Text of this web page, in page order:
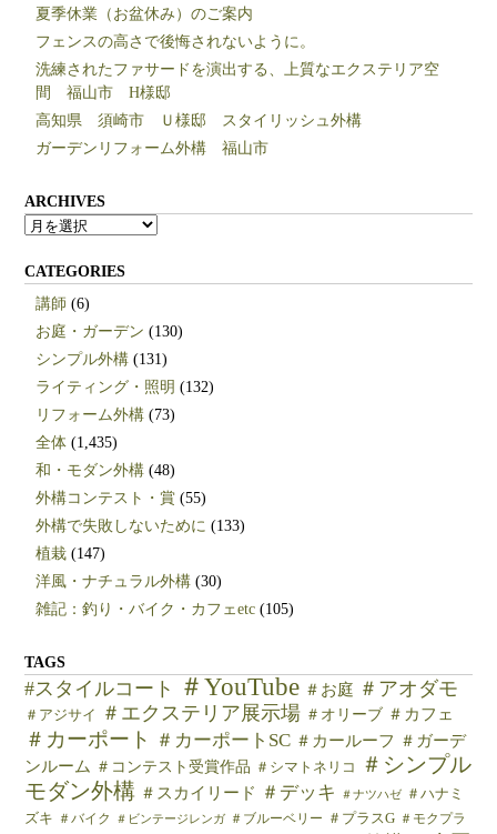
夏季休業（お盆休み）のご案内
フェンスの高さで後悔されないように。
洗練されたファサードを演出する、上質なエクステリア空
間 福山市 H様邸
高知県 須崎市 Ｕ様邸 スタイリッシュ外構
ガーデンリフォーム外構 福山市
ARCHIVES
ARCHIVES
CATEGORIES
講師 (6)
お庭・ガーデン (130)
シンプル外構 (131)
ライティング・照明 (132)
リフォーム外構 (73)
全体 (1,435)
和・モダン外構 (48)
外構コンテスト・賞 (55)
外構で失敗しないために (133)
植栽 (147)
洋風・ナチュラル外構 (30)
雑記：釣り・バイク・カフェetc (105)
TAGS
#スタイルコート ＃YouTube ＃お庭 ＃アオダモ
＃アジサイ ＃エクステリア展示場 ＃オリーブ ＃カフェ
＃カーポート ＃カーポートSC ＃カールーフ ＃ガーデ
ンルーム ＃コンテスト受賞作品 ＃シマトネリコ
＃シンプル
モダン外構 ＃スカイリード ＃デッキ ＃ナツハゼ
＃ハナミ
ズキ ＃バイク ＃ビンテージレンガ ＃ブルーベリー ＃プラスG ＃モクプラ